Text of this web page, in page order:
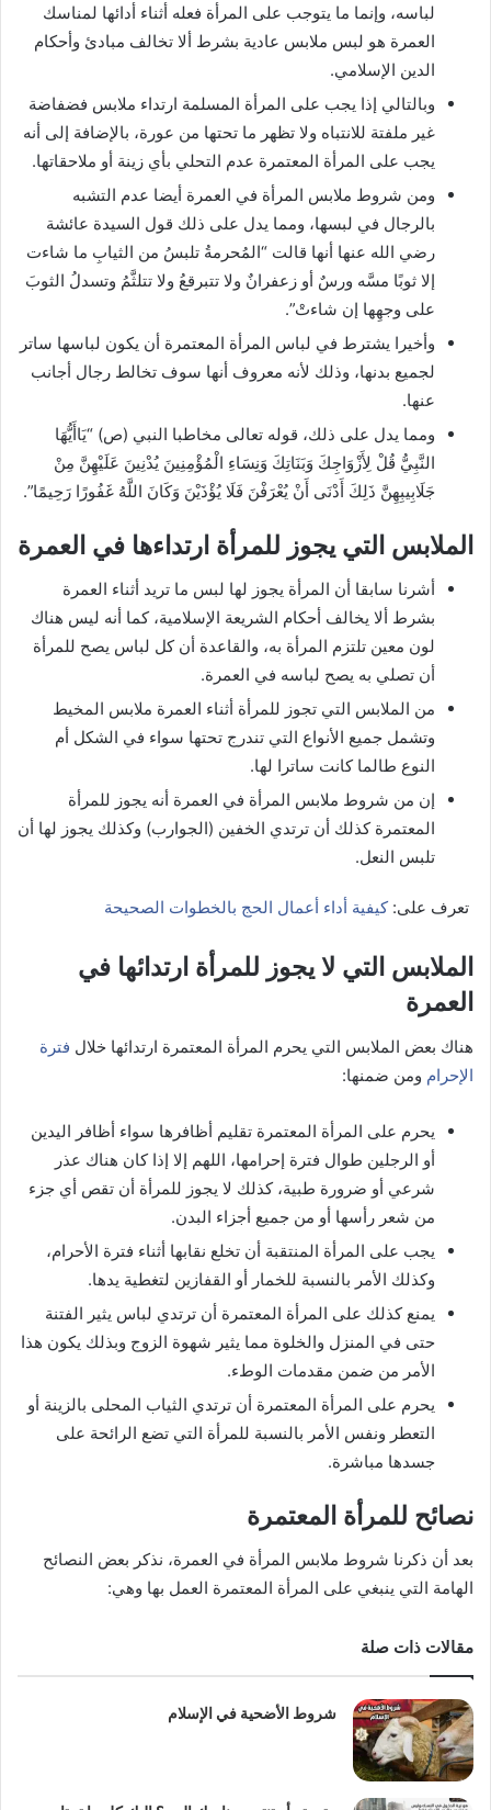
لباسه، وإنما ما يتوجب على المرأة فعله أثناء أدائها لمناسك
العمرة هو لبس ملابس عادية بشرط ألا تخالف مبادئ وأحكام
الدين الإسلامي.
وبالتالي إذا يجب على المرأة المسلمة ارتداء ملابس فضفاضة
غير ملفتة للانتباه ولا تظهر ما تحتها من عورة، بالإضافة إلى أنه
يجب على المرأة المعتمرة عدم التحلي بأي زينة أو ملاحقاتها.
ومن شروط ملابس المرأة في العمرة أيضا عدم التشبه
بالرجال في لبسها، ومما يدل على ذلك قول السيدة عائشة
رضي الله عنها أنها قالت “المُحرمةُ تلبسُ من الثيابِ ما شاءت
إلا ثوبًا مسَّه ورسٌ أو زعفرانٌ ولا تتبرقعُ ولا تتلثَّمُ وتسدلُ الثوبَ
على وجهِها إن شاءتْ”.
وأخيرا يشترط في لباس المرأة المعتمرة أن يكون لباسها ساتر
لجميع بدنها، وذلك لأنه معروف أنها سوف تخالط رجال أجانب
عنها.
ومما يدل على ذلك، قوله تعالى مخاطبا النبي (ص) “يَاأَيُّهَا
النَّبِيُّ قُلْ لِأَزْوَاجِكَ وَبَنَاتِكَ وَنِسَاءِ الْمُؤْمِنِينَ يُدْنِينَ عَلَيْهِنَّ مِنْ
جَلَابِيبِهِنَّ ذَلِكَ أَدْنَى أَنْ يُعْرَفْنَ فَلَا يُؤْذَيْنَ وَكَانَ اللَّهُ غَفُورًا رَحِيمًا”.
الملابس التي يجوز للمرأة ارتداءها في العمرة
أشرنا سابقا أن المرأة يجوز لها لبس ما تريد أثناء العمرة
بشرط ألا يخالف أحكام الشريعة الإسلامية، كما أنه ليس هناك
لون معين تلتزم المرأة به، والقاعدة أن كل لباس يصح للمرأة
أن تصلي به يصح لباسه في العمرة.
من الملابس التي تجوز للمرأة أثناء العمرة ملابس المخيط
وتشمل جميع الأنواع التي تندرج تحتها سواء في الشكل أم
النوع طالما كانت ساترا لها.
إن من شروط ملابس المرأة في العمرة أنه يجوز للمرأة
المعتمرة كذلك أن ترتدي الخفين (الجوارب) وكذلك يجوز لها أن
تلبس النعل.
تعرف على:كيفية أداء أعمال الحج بالخطوات الصحيحة
الملابس التي لا يجوز للمرأة ارتدائها في
العمرة
هناك بعض الملابس التي يحرم المرأة المعتمرة ارتدائها خلال فترة
الإحرام ومن ضمنها:
يحرم على المرأة المعتمرة تقليم أظافرها سواء أظافر اليدين
أو الرجلين طوال فترة إحرامها، اللهم إلا إذا كان هناك عذر
شرعي أو ضرورة طبية، كذلك لا يجوز للمرأة أن تقص أي جزء
من شعر رأسها أو من جميع أجزاء البدن.
يجب على المرأة المنتقبة أن تخلع نقابها أثناء فترة الأحرام،
وكذلك الأمر بالنسبة للخمار أو القفازين لتغطية يدها.
يمنع كذلك على المرأة المعتمرة أن ترتدي لباس يثير الفتنة
حتى في المنزل والخلوة مما يثير شهوة الزوج وبذلك يكون هذا
الأمر من ضمن مقدمات الوطء.
يحرم على المرأة المعتمرة أن ترتدي الثياب المحلى بالزينة أو
التعطر ونفس الأمر بالنسبة للمرأة التي تضع الرائحة على
جسدها مباشرة.
نصائح للمرأة المعتمرة
بعد أن ذكرنا شروط ملابس المرأة في العمرة، نذكر بعض النصائح
الهامة التي ينبغي على المرأة المعتمرة العمل بها وهي:
مقالات ذات صلة
شروط الأضحية في الإسلام